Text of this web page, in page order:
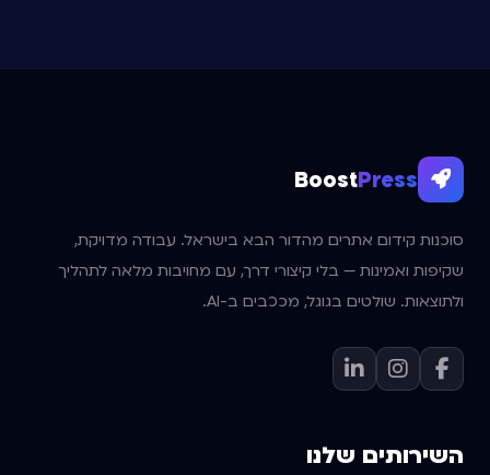
BoostPress
סוכנות קידום אתרים מהדור הבא בישראל. עבודה מדויקת,
שקיפות ואמינות — בלי קיצורי דרך, עם מחויבות מלאה לתהליך
ולתוצאות. שולטים בגוגל, מככבים ב-AI.
השירותים שלנו